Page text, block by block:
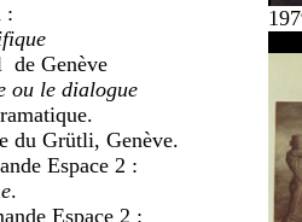
:
de Genève
ou le dialogue
du Grütli, Genève.
Espace 2 :
.
Espace 2 :